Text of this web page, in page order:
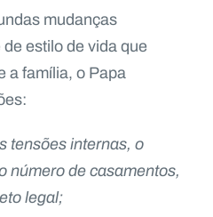
mudanças
estilo de vida que
a família, o Papa
tensões internas, o
número de casamentos,
legal;